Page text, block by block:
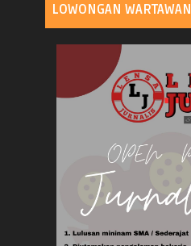
LOWONGAN WARTAWAN